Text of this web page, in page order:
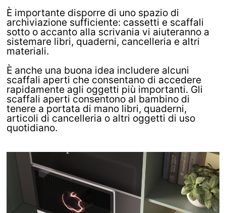
È importante disporre di uno spazio di
archiviazione sufficiente: cassetti e scaffali
sotto o accanto alla scrivania vi aiuteranno a
sistemare libri, quaderni, cancelleria e altri
materiali.
È anche una buona idea includere alcuni
scaffali aperti che consentano di accedere
rapidamente agli oggetti più importanti. Gli
scaffali aperti consentono al bambino di
tenere a portata di mano libri, quaderni,
articoli di cancelleria o altri oggetti di uso
quotidiano.